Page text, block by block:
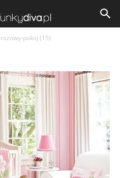
rozowy-pokoj (15)